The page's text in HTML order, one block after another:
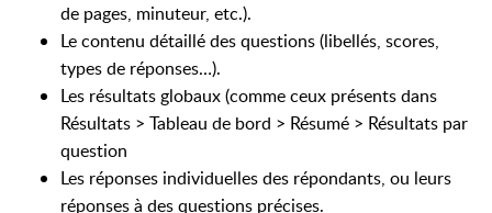
de pages, minuteur, etc.).
Le contenu détaillé des questions (libellés, scores,
types de réponses…).
Les résultats globaux (comme ceux présents dans
Résultats > Tableau de bord > Résumé > Résultats par
question
Les réponses individuelles des répondants, ou leurs
réponses à des questions précises.